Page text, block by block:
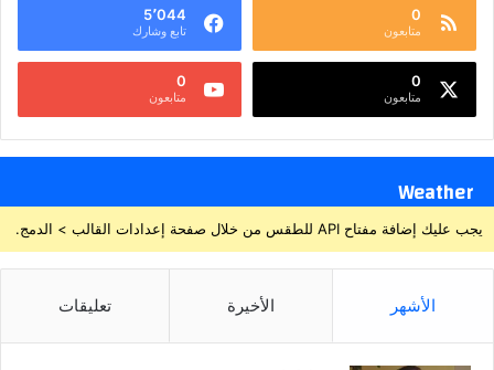
0
متابعون
5٬044
تابع وشارك
0
متابعون
0
متابعون
Weather
يجب عليك إضافة مفتاح API للطقس من خلال صفحة إعدادات القالب > الدمج.
الأشهر الأخيرة تعليقات